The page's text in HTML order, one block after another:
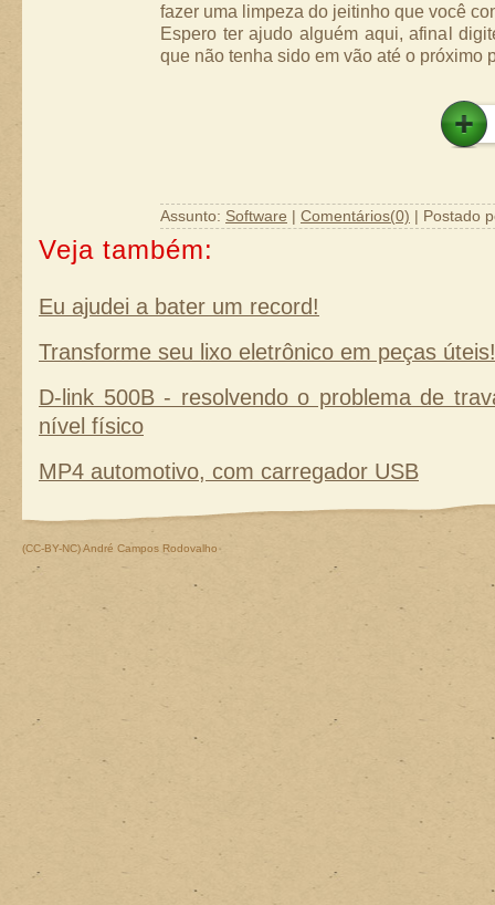
fazer uma limpeza do jeitinho que você
Espero ter ajudo alguém aqui, afinal
que não tenha sido em vão até o próximo
Assunto: Software Comentários(0) | Postado
Veja também:
Eu ajudei a bater um record!
Transforme seu lixo eletrônico em peças
D-link 500B - resolvendo o problema de
nível físico
MP4 automotivo, com carregador USB
(CC-BY-NC)André Campos Rodovalho